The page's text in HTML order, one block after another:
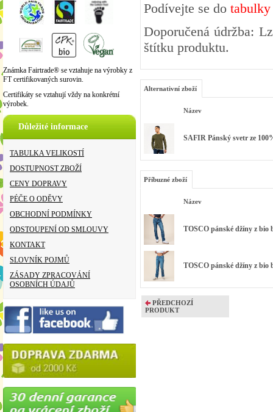
Známka Fairtrade® se vztahuje na výrobky z
FT certifikovaných surovin.
Certifikáty se vztahují vždy na konkrétní
výrobek.
Důležité informace
TABULKA VELIKOSTÍ
DOSTUPNOST ZBOŽÍ
CENY DOPRAVY
PÉČE O ODĚVY
OBCHODNÍ PODMÍNKY
ODSTOUPENÍ OD SMLOUVY
KONTAKT
SLOVNÍK POJMŮ
ZÁSADY ZPRACOVÁNÍ
OSOBNÍCH ÚDAJŮ
Podívejte se do
Doporučená údržba:
štítku produktu.
Alternativní zboží
Název
SAFIR Pánský svetr ze
Příbuzné zboží
Název
TOSCO pánské džíny z bio
TOSCO pánské džíny z bio
PŘEDCHOZÍ
PRODUKT